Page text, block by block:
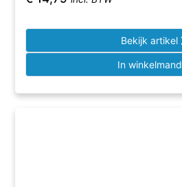
Bekijk artikel
In winkelmand